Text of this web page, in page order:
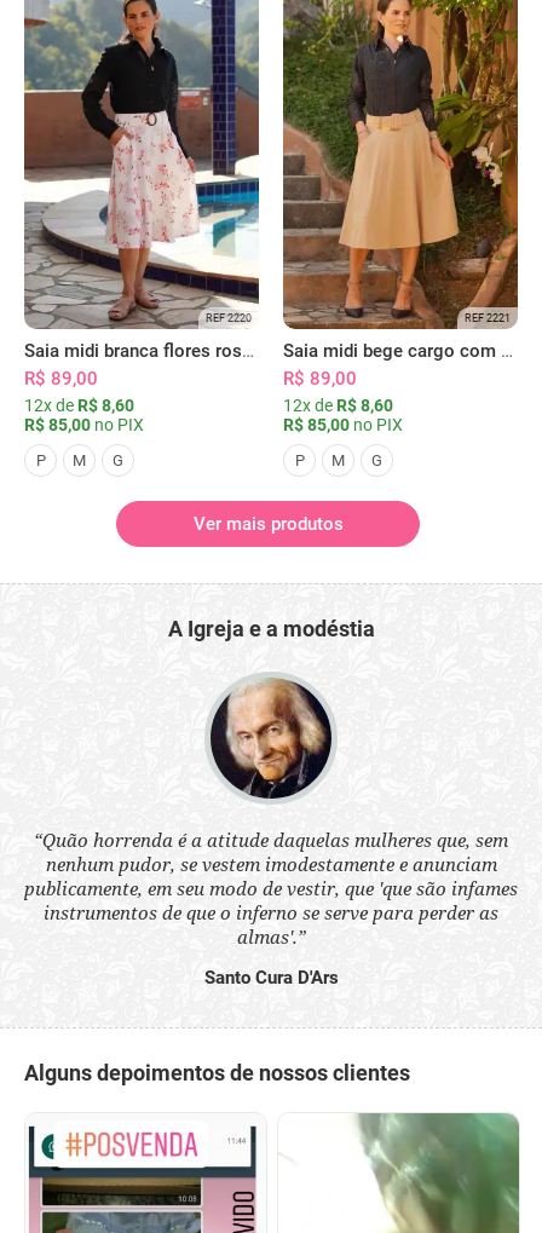
REF 2220
Saia midi branca flores rosas com bolsos
R$ 89,00
12x de R$ 8,60
R$ 85,00 no PIX
P M G
REF 2221
Saia midi bege cargo com bolsos
R$ 89,00
12x de R$ 8,60
R$ 85,00 no PIX
P M G
Ver mais produtos
A Igreja e a modéstia
“Quão horrenda é a atitude daquelas mulheres que, sem
nenhum pudor, se vestem imodestamente e anunciam
publicamente, em seu modo de vestir, que 'que são infames
instrumentos de que o inferno se serve para perder as
almas'.”
Santo Cura D'Ars
Alguns depoimentos de nossos clientes